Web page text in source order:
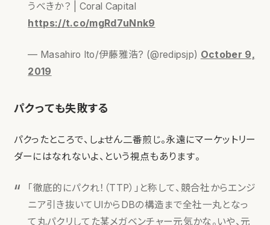
うべきか？ | Coral Capital
https://t.co/mgRd7uNnk9
— Masahiro Ito/伊藤雅浩? (@redipsjp) October 9,
2019
パクっても失敗する
パクったところで、しょせん二番煎じ。永遠にマーケットリー
ダーにはなれないよ、という視点もあります。
「徹底的にパクれ！（TTP）」と称して、競合社からエンジ
ニア引き抜いてUIからDBの構造まで全社一丸となっ
て丸パクリしてた某メガベンチャー元気かな。いや、元